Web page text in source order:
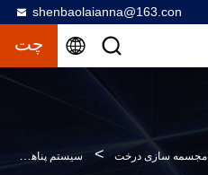
shenbaolaianna@163.con
چت
مجسمه سازی درخت > سیستم پناهگاه سازه درختی کامل با الهام از درخت - سایبان‌های سفارشی، غرفه‌های استراحت و مسیرهای پیاده‌روی برای پروژه‌های لوکس